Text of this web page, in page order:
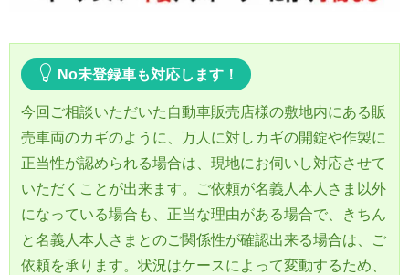
No未登録車も対応します！
今回ご相談いただいた自動車販売店様の敷地内にある販
売車両のカギのように、万人に対しカギの開錠や作製に
正当性が認められる場合は、現地にお伺いし対応させて
いただくことが出来ます。ご依頼が名義人本人さま以外
になっている場合も、正当な理由がある場合で、きちん
と名義人本人さまとのご関係性が確認出来る場合は、ご
依頼を承ります。状況はケースによって変動するため、